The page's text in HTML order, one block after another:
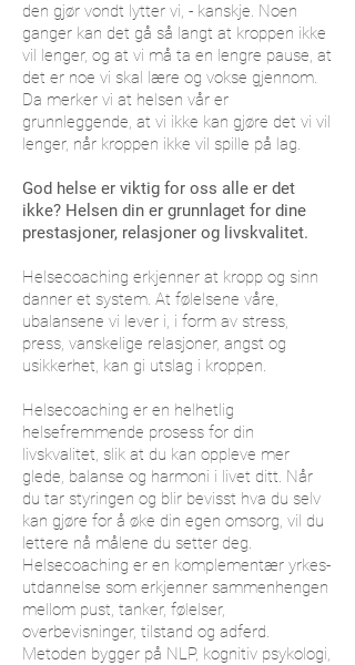
den gjør vondt lytter vi, - kanskje. Noen
ganger kan det gå så langt at kroppen ikke
vil lenger, og at vi må ta en lengre pause, at
det er noe vi skal lære og vokse gjennom.
Da merker vi at helsen vår er
grunnleggende, at vi ikke kan gjøre det vi vil
lenger, når kroppen ikke vil spille på lag.
God helse er viktig for oss alle er det
ikke? Helsen din er grunnlaget for dine
prestasjoner, relasjoner og livskvalitet.
Helsecoaching erkjenner at kropp og sinn
danner et system. At følelsene våre,
ubalansene vi lever i, i form av stress,
press, vanskelige relasjoner, angst og
usikkerhet, kan gi utslag i kroppen.
Helsecoaching er en helhetlig
helsefremmende prosess for din
livskvalitet, slik at du kan oppleve mer
glede, balanse og harmoni i livet ditt. Når
du tar styringen og blir bevisst hva du selv
kan gjøre for å øke din egen omsorg, vil du
lettere nå målene du setter deg.
Helsecoaching er en komplementær yrkes-
utdannelse som erkjenner sammenhengen
mellom pust, tanker, følelser,
overbevisninger, tilstand og adferd.
Metoden bygger på NLP, kognitiv psykologi,